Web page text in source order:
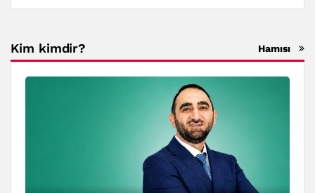
Kim kimdir? Hamısı